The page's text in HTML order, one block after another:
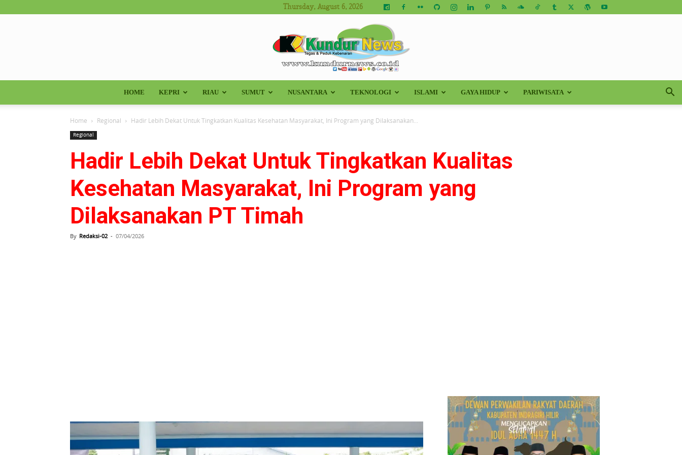
Thursday, August 6, 2026
Kundur
News
HOME KEPRI RIAU SUMUT NUSANTARA TEKNOLOGI ISLAMI GAYA HIDUP PARIWISATA
Home Regional Hadir Lebih Dekat Untuk Tingkatkan Kualitas Kesehatan Masyarakat, Ini Program yang Dilaksanakan...
Regional
Hadir Lebih Dekat Untuk Tingkatkan Kualitas
Kesehatan Masyarakat, Ini Program yang
Dilaksanakan PT Timah
By Redaksi-02 - 07/04/2026